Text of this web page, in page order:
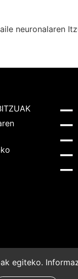
neuronalaren
egiteko.